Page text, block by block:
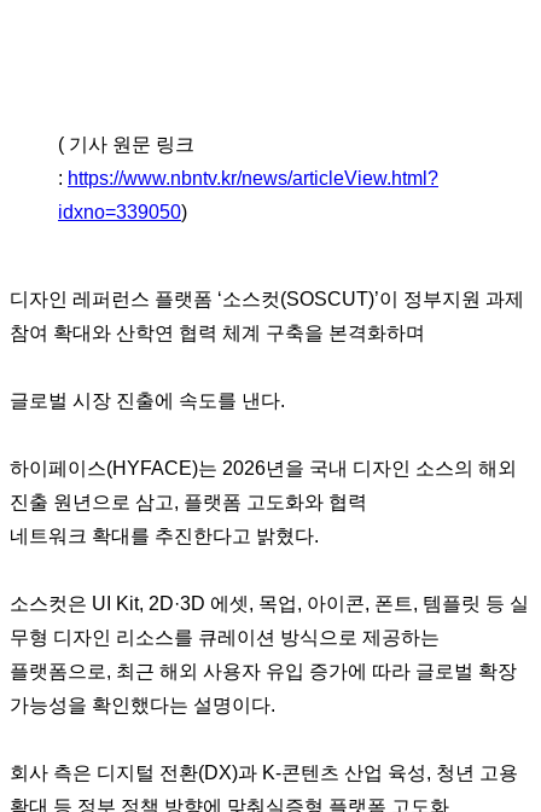
( 기사 원문 링크
: https://www.nbntv.kr/news/articleView.html?
idxno=339050)
디자인 레퍼런스 플랫폼 ‘소스컷(SOSCUT)’이 정부지원 과제
참여 확대와 산학연 협력 체계 구축을 본격화하며
글로벌 시장 진출에 속도를 낸다.
하이페이스(HYFACE)는 2026년을 국내 디자인 소스의 해외
진출 원년으로 삼고, 플랫폼 고도화와 협력
네트워크 확대를 추진한다고 밝혔다.
소스컷은 UI Kit, 2D·3D 에셋, 목업, 아이콘, 폰트, 템플릿 등 실
무형 디자인 리소스를 큐레이션 방식으로 제공하는
플랫폼으로, 최근 해외 사용자 유입 증가에 따라 글로벌 확장
가능성을 확인했다는 설명이다.
회사 측은 디지털 전환(DX)과 K-콘텐츠 산업 육성, 청년 고용
확대 등 정부 정책 방향에 맞춰실증형 플랫폼 고도화